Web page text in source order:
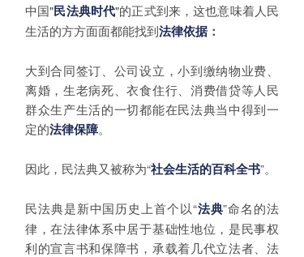
中国"民法典时代"的正式到来，这也意味着人民
生活的方方面面都能找到法律依据 ：
大到合同签订、公司设立，小到缴纳物业费、
离婚，生老病死、衣食住行、消费借贷等人民
群众生产生活的一切都能在民法典当中得到一
定的法律保障。
因此，民法典又被称为“社会生活的百科全书”。
民法典是新中国历史上首个以“法典”命名的法
律，在法律体系中居于基础性地位，是民事权
利的宣言书和保障书，承载着几代立法者、法